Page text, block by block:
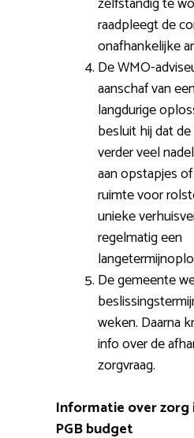
raadpleegt de
onafhankelijke
De WMO-
aanschaf van
langdurige
besluit hij dat
verder veel
aan opstapjes
ruimte voor
unieke
regelmatig een
De gemeente
weken. Daarna
info over de
zorgvraag.
Informatie over zorg
PGB budget